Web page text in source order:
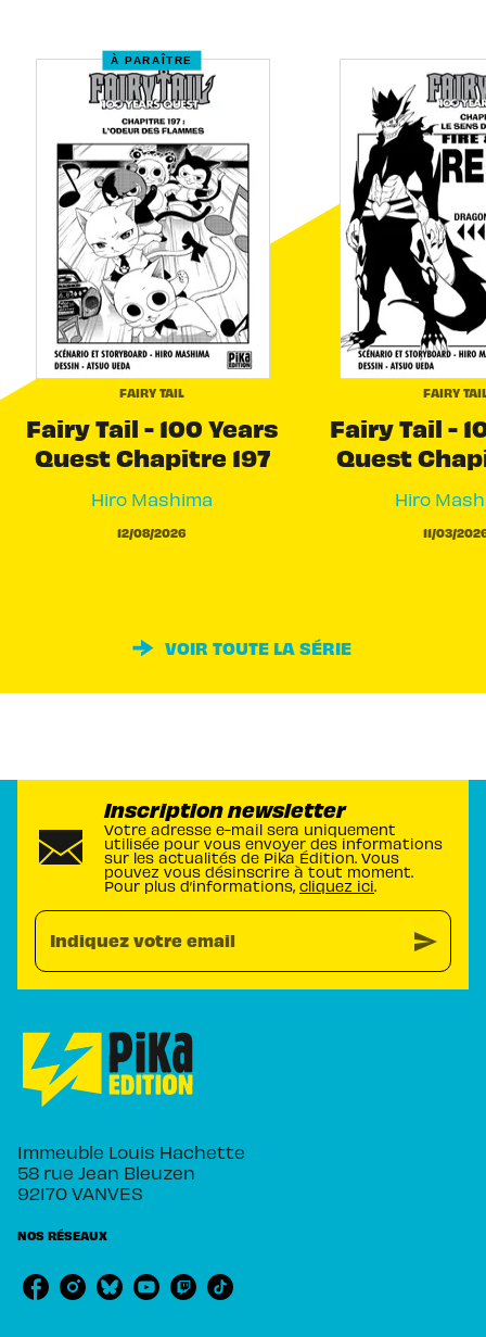
À PARAÎTRE
FAIRY TAIL
Fairy Tail - 100 Years
Quest Chapitre 197
Hiro Mashima
12/08/2026
FAIRY
Fairy Tail -
Quest
Hiro
11/03/
VOIR TOUTE LA SÉRIE
Inscription newsletter
Votre adresse e-mail sera uniquement
utilisée pour vous envoyer des informations
sur les actualités de Pika Édition. Vous
pouvez vous désinscrire à tout moment.
Pour plus d’informations, cliquez ici.
Indiquez votre email send
Immeuble Louis Hachette
58 rue Jean Bleuzen
92170 VANVES
NOS RÉSEAUX